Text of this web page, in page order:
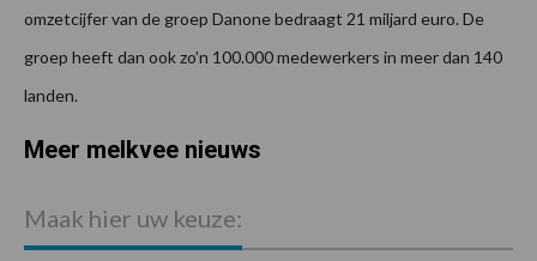
omzetcijfer van de groep Danone bedraagt 21 miljard euro. De
groep heeft dan ook zo’n 100.000 medewerkers in meer dan 140
landen.
Meer melkvee nieuws
Maak hier uw keuze: